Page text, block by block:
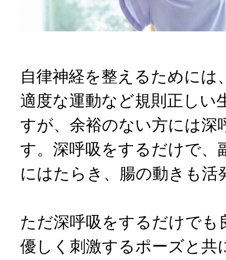
自律神経を整えるためには
適度な運動など規則正しい
すが、余裕のない方には深
す。深呼吸をするだけで、
にはたらき、腸の動きも活
ただ深呼吸をするだけでも
優しく刺激するポーズと共